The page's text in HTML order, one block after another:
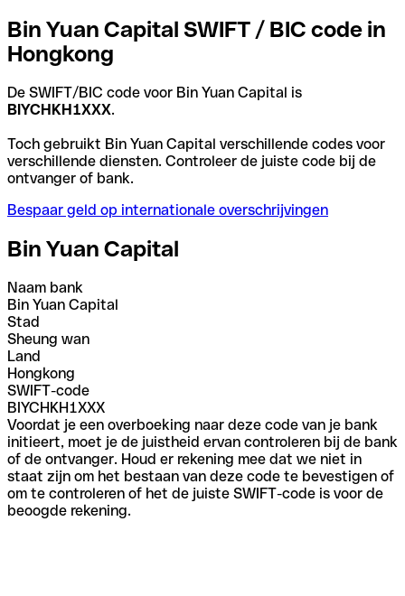
Bin Yuan Capital SWIFT / BIC code in
Hongkong
De SWIFT/BIC code voor Bin Yuan Capital is
BIYCHKH1XXX.
Toch gebruikt Bin Yuan Capital verschillende codes voor
verschillende diensten. Controleer de juiste code bij de
ontvanger of bank.
Bespaar geld op internationale overschrijvingen
Bin Yuan Capital
Naam bank
Bin Yuan Capital
Stad
Sheung wan
Land
Hongkong
SWIFT-code
BIYCHKH1XXX
Voordat je een overboeking naar deze code van je bank
initieert, moet je de juistheid ervan controleren bij de bank
of de ontvanger. Houd er rekening mee dat we niet in
staat zijn om het bestaan van deze code te bevestigen of
om te controleren of het de juiste SWIFT-code is voor de
beoogde rekening.